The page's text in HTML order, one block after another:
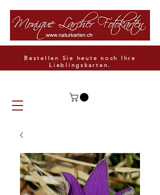
Bestellen Sie heute noch Ihre
Lieblingskarten.